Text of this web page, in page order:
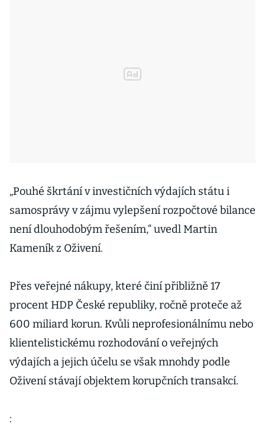
„Pouhé škrtání v investičních výdajích státu i
samosprávy v zájmu vylepšení rozpočtové bilance
není dlouhodobým řešením,“ uvedl Martin
Kameník z Oživení.
Přes veřejné nákupy, které činí přibližně 17
procent HDP České republiky, ročně proteče až
600 miliard korun. Kvůli neprofesionálnímu nebo
klientelistickému rozhodování o veřejných
výdajích a jejich účelu se však mnohdy podle
Oživení stávají objektem korupčních transakcí.
: